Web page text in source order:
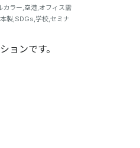
カラー,空港,オフィス需
製,SDGs,学校,セミナ
ョンです。